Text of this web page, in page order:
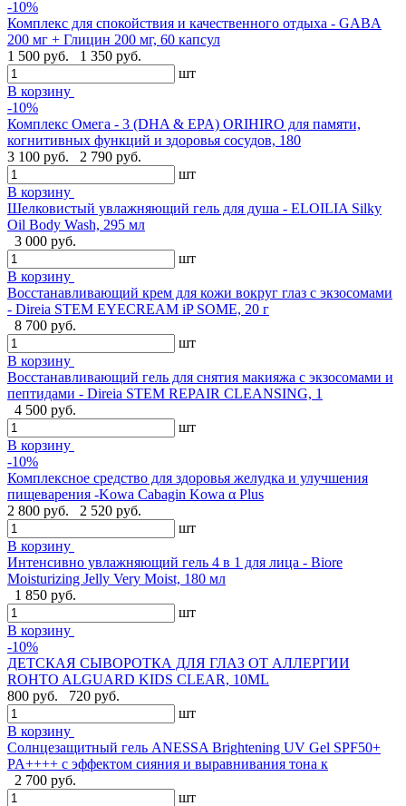
-10%
Комплекс для спокойствия и качественного отдыха - GABA
200 мг + Глицин 200 мг, 60 капсул
1 500 руб.
1 350 руб.
шт
В корзину
-10%
Комплекс Омега - 3 (DHA & EPA) ORIHIRO для памяти,
когнитивных функций и здоровья сосудов, 180
3 100 руб.
2 790 руб.
шт
В корзину
Шелковистый увлажняющий гель для душа - ELOILIA Silky
Oil Body Wash, 295 мл
3 000 руб.
шт
В корзину
Восстанавливающий крем для кожи вокруг глаз с экзосомами
- Direia STEM EYECREAM iP SOME, 20 г
8 700 руб.
шт
В корзину
Восстанавливающий гель для снятия макияжа с экзосомами и
пептидами - Direia STEM REPAIR CLEANSING, 1
4 500 руб.
шт
В корзину
-10%
Комплексное средство для здоровья желудка и улучшения
пищеварения -Kowa Cabagin Kowa α Plus
2 800 руб.
2 520 руб.
шт
В корзину
Интенсивно увлажняющий гель 4 в 1 для лица - Biore
Moisturizing Jelly Very Moist, 180 мл
1 850 руб.
шт
В корзину
-10%
ДЕТСКАЯ СЫВОРОТКА ДЛЯ ГЛАЗ ОТ АЛЛЕРГИИ
ROHTO ALGUARD KIDS CLEAR, 10ML
800 руб.
720 руб.
шт
В корзину
Солнцезащитный гель ANESSA Brightening UV Gel SPF50+
PA++++ с эффектом сияния и выравнивания тона к
2 700 руб.
шт